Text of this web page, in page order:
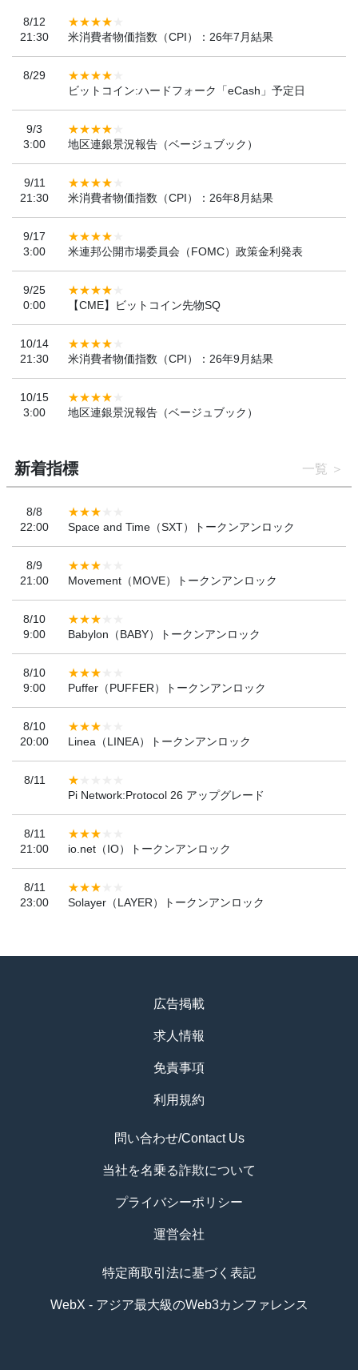
8/12
21:30
米消費者物価指数（CPI）：26年7月結果
8/29
ビットコイン:ハードフォーク「eCash」予定日
9/3
3:00
地区連銀景況報告（ベージュブック）
9/11
21:30
米消費者物価指数（CPI）：26年8月結果
9/17
3:00
米連邦公開市場委員会（FOMC）政策金利発表
9/25
0:00
【CME】ビットコイン先物SQ
10/14
21:30
米消費者物価指数（CPI）：26年9月結果
10/15
3:00
地区連銀景況報告（ベージュブック）
新着指標 一覧
8/8
22:00
Space and Time（SXT）トークンアンロック
8/9
21:00
Movement（MOVE）トークンアンロック
8/10
9:00
Babylon（BABY）トークンアンロック
8/10
9:00
Puffer（PUFFER）トークンアンロック
8/10
20:00
Linea（LINEA）トークンアンロック
8/11
Pi Network:Protocol 26 アップグレード
8/11
21:00
io.net（IO）トークンアンロック
8/11
23:00
Solayer（LAYER）トークンアンロック
広告掲載
求人情報
免責事項
利用規約
問い合わせ/Contact Us
当社を名乗る詐欺について
プライバシーポリシー
運営会社
特定商取引法に基づく表記
WebX - アジア最大級のWeb3カンファレンス